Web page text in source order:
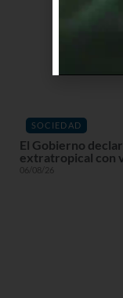
SOCIEDAD
El Gobierno
extratropical con
06/08/26